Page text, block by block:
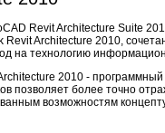
Revit Architecture Suite
Revit Architecture 2010,
на технологию
2010 - программный
позволяет более точно
возможностям